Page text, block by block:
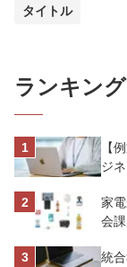
タイトル
ランキング
【
ジ
家
会
統